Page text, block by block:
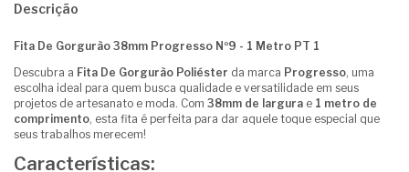
Descrição
Fita De Gorgurão 38mm Progresso Nº9 - 1 Metro PT 1
Descubra a Fita De Gorgurão Poliéster da marca Progresso, uma
escolha ideal para quem busca qualidade e versatilidade em seus
projetos de artesanato e moda. Com 38mm de largura e 1 metro de
comprimento, esta fita é perfeita para dar aquele toque especial que
seus trabalhos merecem!
Características: